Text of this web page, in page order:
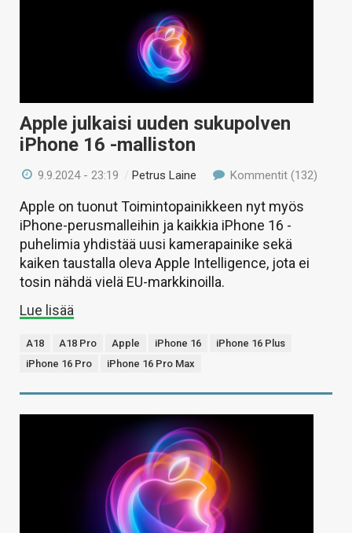
Apple julkaisi uuden sukupolven
iPhone 16 -malliston
9.9.2024 - 23:19 /Petrus Laine Kommentit (132)
Apple on tuonut Toimintopainikkeen nyt myös
iPhone-perusmalleihin ja kaikkia iPhone 16 -
puhelimia yhdistää uusi kamerapainike sekä
kaiken taustalla oleva Apple Intelligence, jota ei
tosin nähdä vielä EU-markkinoilla.
Lue lisää
A18 A18 Pro Apple iPhone 16
iPhone 16 Plus
iPhone 16 Pro
iPhone 16 Pro Max